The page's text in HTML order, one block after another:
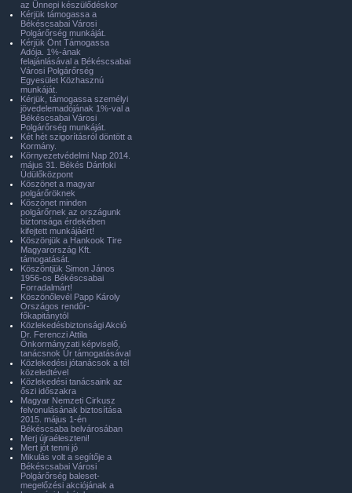
az Ünnepi készülődéskor
Kérjük támogassa a
Békéscsabai Városi
Polgárőrség munkáját.
Kérjük Önt Támogassa
Adója. 1%-ának
felajánlásával a Békéscsabai
Városi Polgárőrség
Egyesület Közhasznú
munkáját.
Kérjük, támogassa személyi
jövedelemadójának 1%-val a
Békéscsabai Városi
Polgárőrség munkáját.
Két hét szigorításról döntött a
Kormány.
Környezetvédelmi Nap 2014.
május 31. Békés Dánfoki
Üdülőközpont
Köszönet a magyar
polgárőröknek
Köszönet minden
polgárőrnek az országunk
biztonsága érdekében
kifejtett munkájáért!
Köszönjük a Hankook Tire
Magyarország Kft.
támogatását.
Köszöntjük Simon János
1956-os Békéscsabai
Forradalmárt!
Köszönőlevél Papp Károly
Országos rendőr-
főkapitánytól
Közlekedésbiztonsági Akció
Dr. Ferenczi Attila
Önkormányzati képviselő,
tanácsnok Úr támogatásával
Közlekedési jótanácsok a tél
közeledtével
Közlekedési tanácsaink az
őszi időszakra
Magyar Nemzeti Cirkusz
felvonulásának biztosítása
2015. május 1-én
Békéscsaba belvárosában
Merj újraéleszteni!
Mert jót tenni jó
Mikulás volt a segítője a
Békéscsabai Városi
Polgárőrség baleset-
megelőzési akciójának a